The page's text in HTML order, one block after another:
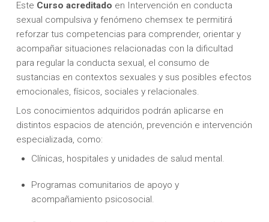
Este Curso acreditado en Intervención en conducta
sexual compulsiva y fenómeno chemsex te permitirá
reforzar tus competencias para comprender, orientar y
acompañar situaciones relacionadas con la dificultad
para regular la conducta sexual, el consumo de
sustancias en contextos sexuales y sus posibles efectos
emocionales, físicos, sociales y relacionales.
Los conocimientos adquiridos podrán aplicarse en
distintos espacios de atención, prevención e intervención
especializada, como:
Clínicas, hospitales y unidades de salud mental.
Programas comunitarios de apoyo y
acompañamiento psicosocial.